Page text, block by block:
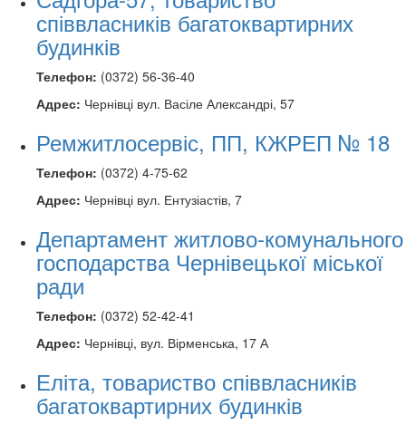
співвласників багатоквартирних
будинків
Телефон: (0372) 56-36-40
Адрес: Чернівці вул. Васіле Александрі, 57
Ремжитлосервіс, ПП, КЖРЕП № 18
Телефон: (0372) 4-75-62
Адрес: Чернівці вул. Ентузіастів, 7
Департамент житлово-комунального
господарства Чернівецької міської
ради
Телефон: (0372) 52-42-41
Адрес: Чернівці, вул. Вірменська, 17 А
Еліта, товариство співвласників
багатоквартирних будинків